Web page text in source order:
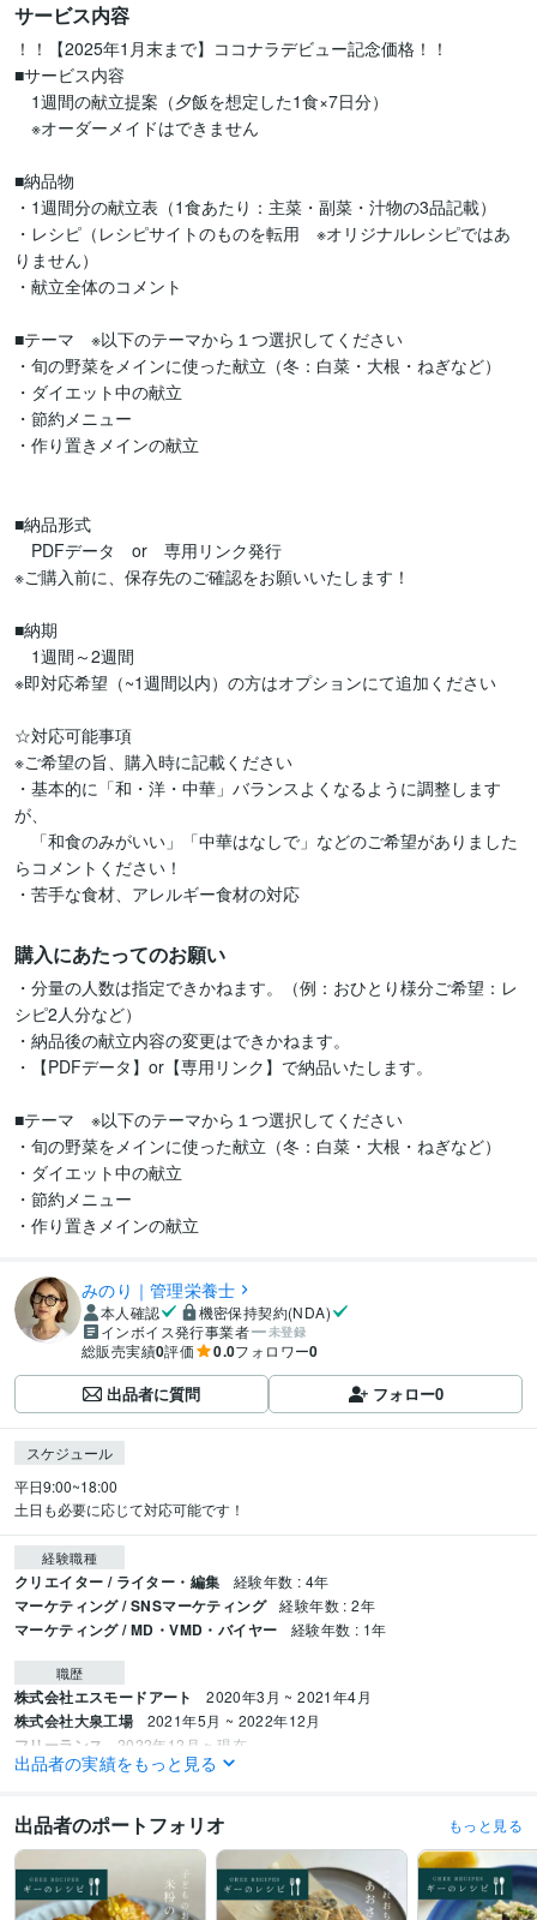
サービス内容
！！【2025年1月末まで】ココナラデビュー記念価格！！
■サービス内容
1週間の献立提案（夕飯を想定した1食×7日分）
※オーダーメイドはできません
■納品物
・1週間分の献立表（1食あたり：主菜・副菜・汁物の3品記載）
・レシピ（レシピサイトのものを転用　※オリジナルレシピではあ
りません）
・献立全体のコメント
■テーマ　※以下のテーマから１つ選択してください
・旬の野菜をメインに使った献立（冬：白菜・大根・ねぎなど）
・ダイエット中の献立
・節約メニュー
・作り置きメインの献立
■納品形式
PDFデータ　or　専用リンク発行
※ご購入前に、保存先のご確認をお願いいたします！
■納期
1週間～2週間
※即対応希望（~1週間以内）の方はオプションにて追加ください
☆対応可能事項
※ご希望の旨、購入時に記載ください
・基本的に「和・洋・中華」バランスよくなるように調整します
が、
「和食のみがいい」「中華はなしで」などのご希望がありました
らコメントください！
購入にあたってのお願い
・分量の人数は指定できかねます。（例：おひとり様分ご希望：レ
シピ2人分など）
・納品後の献立内容の変更はできかねます。
・【PDFデータ】or【専用リンク】で納品いたします。
■テーマ　※以下のテーマから１つ選択してください
・旬の野菜をメインに使った献立（冬：白菜・大根・ねぎなど）
・ダイエット中の献立
・節約メニュー
・作り置きメインの献立
みのり｜管理栄養士
本人確認
機密保持契約(NDA)
インボイス発行事業者
未登録
総販売実績0評価 0.0フォロワー0
出品者に質問 フォロー0
スケジュール
平日9:00~18:00
土日も必要に応じて対応可能です！
経験職種
クリエイター / ライター・編集 経験年数 : 4年
マーケティング / SNSマーケティング 経験年数 : 2年
マーケティング / MD・VMD・バイヤー 経験年数 : 1年
職歴
株式会社エスモードアート 2020年3月 ~ 2021年4月
株式会社大泉工場 2021年5月 ~ 2022年12月
フリーランス 2022年12月 ~ 現在
管理栄養士
高等学校教諭免許 取得年 : 2019年
ビジネス・クリエイティブツール
Excel:10年Google スプレッドシート:5年Google スライド:5年
出品者の実績をもっと見る
出品者のポートフォリオ もっと見る